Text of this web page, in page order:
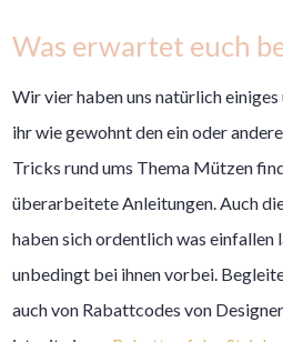
Was erwartet euch
Wir vier haben uns natürlich
ihr wie gewohnt den ein oder
Tricks rund ums Thema Mützen
überarbeitete Anleitungen. Auch
haben sich ordentlich was einfallen
unbedingt bei ihnen vorbei.
auch von Rabattcodes von